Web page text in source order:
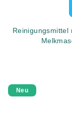
Reinigungsmittel
Neu